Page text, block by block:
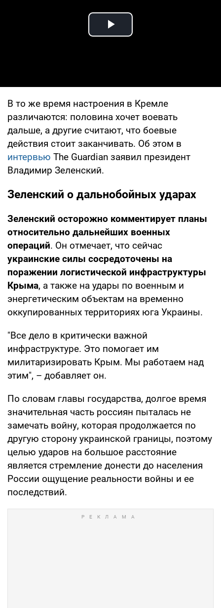
Play Video
В то же время настроения в Кремле
различаются: половина хочет воевать
дальше, а другие считают, что боевые
действия стоит заканчивать. Об этом в
интервью The Guardian заявил президент
Владимир Зеленский.
Зеленский о дальнобойных ударах
Зеленский осторожно комментирует планы
относительно дальнейших военных
операций. Он отмечает, что сейчас
украинские силы сосредоточены на
поражении логистической инфраструктуры
Крыма, а также на удары по военным и
энергетическим объектам на временно
оккупированных территориях юга Украины.
"Все дело в критически важной
инфраструктуре. Это помогает им
милитаризировать Крым. Мы работаем над
этим", – добавляет он.
По словам главы государства, долгое время
значительная часть россиян пыталась не
замечать войну, которая продолжается по
другую сторону украинской границы, поэтому
целью ударов на большое расстояние
является стремление донести до населения
России ощущение реальности войны и ее
последствий.